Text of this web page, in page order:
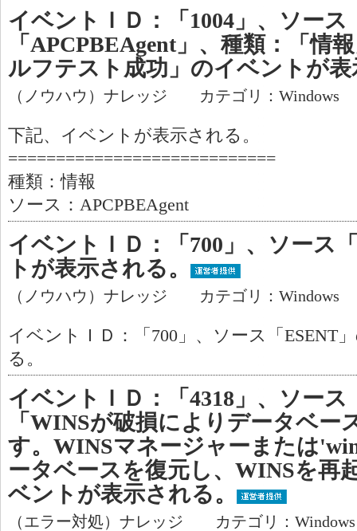
イベントＩＤ：「1004」、ソース
「APCPBEAgent」、種類：「情
ルフテスト成功」のイベントが
（ノウハウ）ナレッジ カテゴリ：Windows
下記、イベントが表示される。
============================
種類：情報
ソース：APCPBEAgent
イベントＩＤ：「700」、ソース
トが表示される。
（ノウハウ）ナレッジ カテゴリ：Windows
イベントＩＤ：「700」、ソース「ESENT
る。
イベントＩＤ：「4318」、ソー
「WINSが破損によりデータベー
す。WINSマネージャーまたは
ータベースを復元し、WINSを再
ベントが表示される。
（エラー対処）ナレッジ カテゴリ：